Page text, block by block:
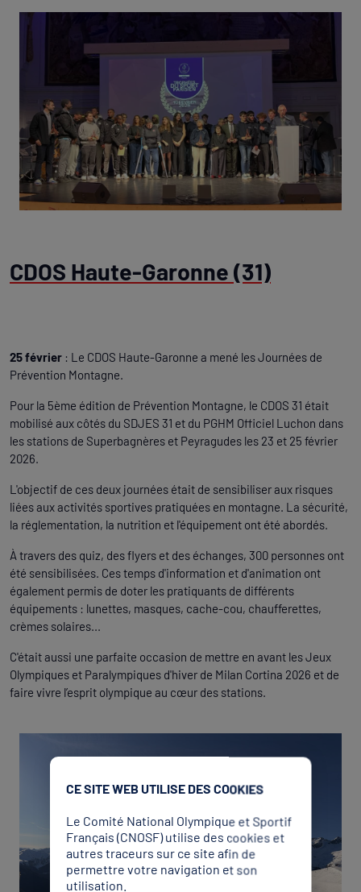
CDOS Haute-Garonne (31)
25 février : Le CDOS Haute-Garonne a mené les Journées de
Prévention Montagne.
Pour la 5ème édition de Prévention Montagne, le CDOS 31 était
mobilisé aux côtés du SDJES 31 et du PGHM Officiel Luchon dans
les stations de Superbagnères et Peyragudes les 23 et 25 février
2026.
L'objectif de ces deux journées était de sensibiliser aux risques
liées aux activités sportives pratiquées en montagne. La sécurité,
la réglementation, la nutrition et l'équipement ont été abordés.
À travers des quiz, des flyers et des échanges, 300 personnes ont
été sensibilisées. Ces temps d'information et d'animation ont
également permis de doter les pratiquants de différents
équipements : lunettes, masques, cache-cou, chaufferettes,
crèmes solaires...
C'était aussi une parfaite occasion de mettre en avant les Jeux
Olympiques et Paralympiques d'hiver de Milan Cortina 2026 et de
faire vivre l’esprit olympique au cœur des stations.
CE SITE WEB UTILISE DES COOKIES
Le Comité National Olympique et Sportif
Français (CNOSF) utilise des cookies et
autres traceurs sur ce site afin de
permettre votre navigation et son
utilisation.